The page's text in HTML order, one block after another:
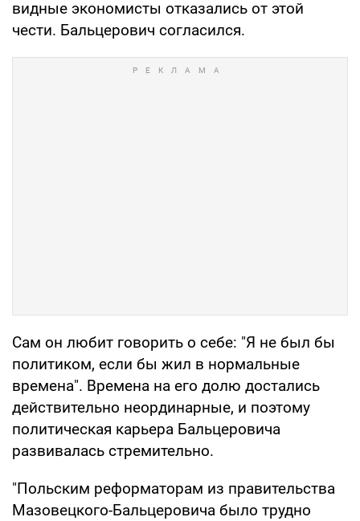
видные экономисты отказались от этой
чести. Бальцерович согласился.
Сам он любит говорить о себе: "Я не был бы
политиком, если бы жил в нормальные
времена". Времена на его долю достались
действительно неординарные, и поэтому
политическая карьера Бальцеровича
развивалась стремительно.
"Польским реформаторам из правительства
Мазовецкого-Бальцеровича было трудно